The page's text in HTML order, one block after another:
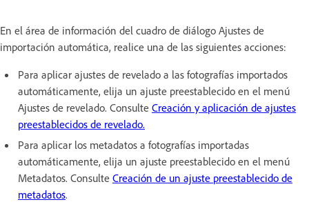
En el área de información del cuadro de diálogo Ajustes de
importación automática, realice una de las siguientes acciones:
Para aplicar ajustes de revelado a las fotografías importados
automáticamente, elija un ajuste preestablecido en el menú
Ajustes de revelado. Consulte Creación y aplicación de ajustes
preestablecidos de revelado.
Para aplicar los metadatos a fotografías importadas
automáticamente, elija un ajuste preestablecido en el menú
Metadatos. Consulte Creación de un ajuste preestablecido de
metadatos.